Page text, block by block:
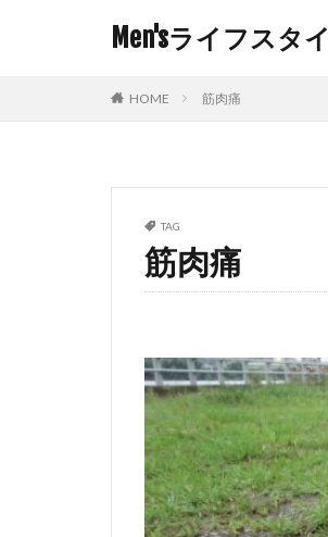
Men'sライフスタ
HOME 筋肉痛
TAG
筋肉痛